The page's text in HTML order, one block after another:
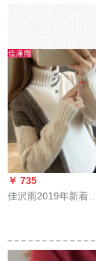
￥ 735
佳沢雨2019年新着品
イの外着インナップ
ファンシー